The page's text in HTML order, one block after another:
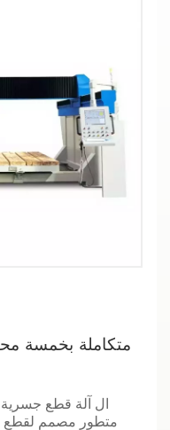
ال آلة قطع
متطور مصمم لقطع